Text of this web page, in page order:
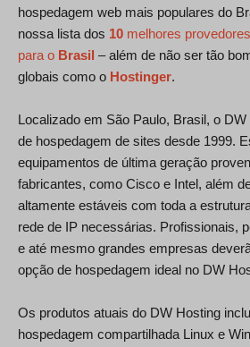
hospedagem web mais populares do
nossa lista dos 10 melhores
para o Brasil – além de não ser tão
globais como o Hostinger.
Localizado em São Paulo, Brasil, o
de hospedagem de sites desde 1999.
equipamentos de última geração
fabricantes, como Cisco e Intel, além
altamente estáveis com toda a
rede de IP necessárias. Profissionais,
e até mesmo grandes empresas
opção de hospedagem ideal no DW
Os produtos atuais do DW Hosting
hospedagem compartilhada Linux e